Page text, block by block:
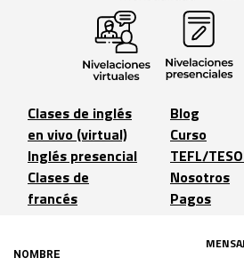
Clases de inglés
en vivo (virtual)
Inglés presencial
Clases de
francés
Blog
Curso
TEFL/
Nosotros
Pagos